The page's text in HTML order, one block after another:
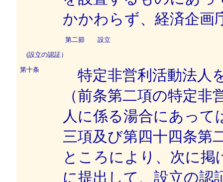
かかわらず、経済企画
第二節 設立
(設立の認証）
第十条
特定非営利活動法人
（前条第二項の特定
人に係る湯合にあって
三項及び第四十四条第
ところにより、次に掲
に提出して、設立の認